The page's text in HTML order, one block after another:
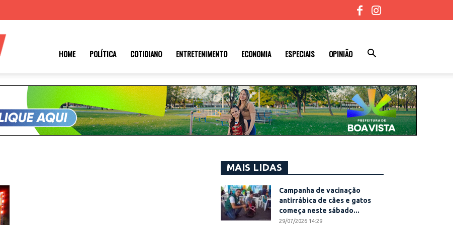
HOME POLÍTICA COTIDIANO ENTRETENIMENTO ECONOMIA ESPECIAIS OPINIÃO
MAIS LIDAS
Campanha de vacinação
antirrábica de cães e gatos
começa neste sábado...
29/07/2026 14:29